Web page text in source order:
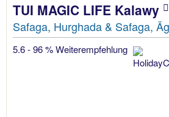
TUI MAGIC LIFE Kalawy
Safaga, Hurghada & Safaga,
5.6 - 96 % Weiterempfehlung